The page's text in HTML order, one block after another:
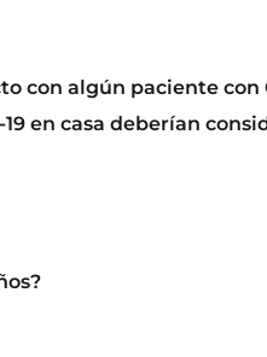
con algún paciente
en casa deberían